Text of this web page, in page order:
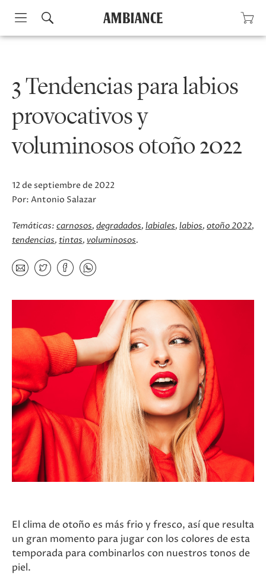
Skip
3 Tendencias para labios
provocativos y
voluminosos otoño 2022
12 de septiembre de 2022
Por: Antonio Salazar
Temáticas: carnosos degradados labiales labios otoño 2022
tendencias tintas voluminosos
El clima de otoño es más frio y fresco, así que resulta
un gran momento para jugar con los colores de esta
temporada para combinarlos con nuestros tonos de
piel.